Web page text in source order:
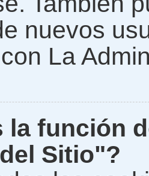
nuevos
La
la función
Sitio"?